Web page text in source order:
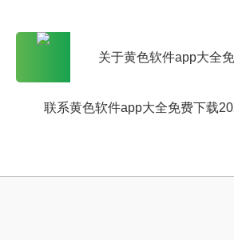
关于黄色软件app大全
联系黄色软件app大全免费下载